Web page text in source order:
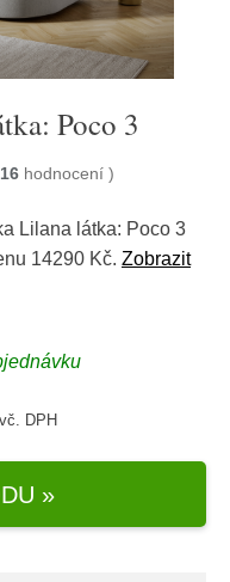
Poco 3
16 hodnocení )
Lilana látka: Poco 3
14290 Kč. Zobrazit
vč. DPH
»